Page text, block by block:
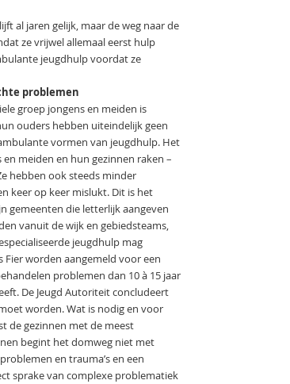
al jaren gelijk, maar de weg naar de
ze vrijwel allemaal eerst hulp
jeugdhulp voordat ze
problemen
groep jongens en meiden is
ouders hebben uiteindelijk geen
vormen van jeugdhulp. Het
meiden en hun gezinnen raken –
hebben ook steeds min­der
keer op keer mislukt. Dit is het
gemeenten die letterlijk aangeven
vanuit de wijk­ en gebiedsteams,
jeugdhulp mag
Fier worden aangemeld voor een
problemen dan 10 à 15 jaar
De Jeugd Autoriteit concludeert
worden. Wat is nodig en voor
de gezin­nen met de meest
begint het domweg niet met
en trauma’s en een
sprake van complexe problematiek